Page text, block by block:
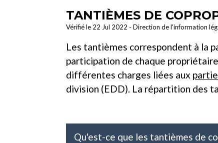
TANTIÈMES DE
Vérifié le 22 Jul 2022 - Direction de l'information
Les tantièmes correspondent à la
participation de chaque
différentes charges liées aux
division (EDD). La répartition des
Qu'est-ce que les tantièmes de